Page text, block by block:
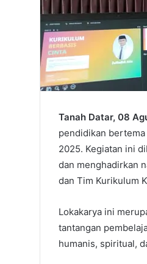
Tanah Datar, 08
pendidikan bertema
2025. Kegiatan ini
dan menghadirkan
dan Tim Kurikulum
Lokakarya ini
tantangan
humanis, spiritual,